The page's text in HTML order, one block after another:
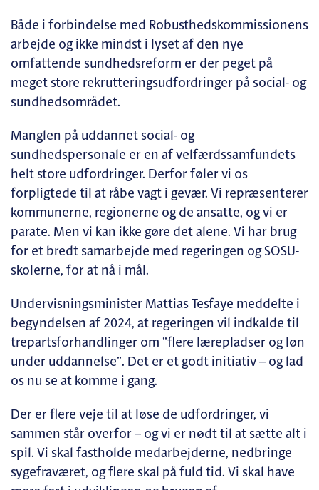
Både i forbindelse med Robusthedskommissionens
arbejde og ikke mindst i lyset af den nye
omfattende sundhedsreform er der peget på
meget store rekrutteringsudfordringer på social- og
sundhedsområdet.
Manglen på uddannet social- og
sundhedspersonale er en af velfærdssamfundets
helt store udfordringer. Derfor føler vi os
forpligtede til at råbe vagt i gevær. Vi repræsenterer
kommunerne, regionerne og de ansatte, og vi er
parate. Men vi kan ikke gøre det alene. Vi har brug
for et bredt samarbejde med regeringen og SOSU-
skolerne, for at nå i mål.
Undervisningsminister Mattias Tesfaye meddelte i
begyndelsen af 2024, at regeringen vil indkalde til
trepartsforhandlinger om ”flere lærepladser og løn
under uddannelse”. Det er et godt initiativ – og lad
os nu se at komme i gang.
Der er flere veje til at løse de udfordringer, vi
sammen står overfor – og vi er nødt til at sætte alt i
spil. Vi skal fastholde medarbejderne, nedbringe
sygefraværet, og flere skal på fuld tid. Vi skal have